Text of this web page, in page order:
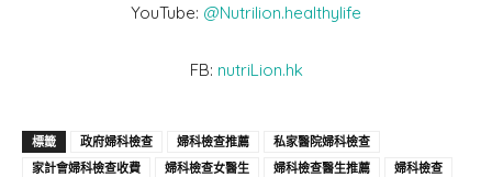
YouTube: @Nutrilion.healthylife
FB: nutriLion.hk
標籤 政府婦科檢查 婦科檢查推薦
私家醫院婦科檢查
家計會婦科檢查收費
婦科檢查女醫生 婦科檢查醫生推薦
婦科檢查